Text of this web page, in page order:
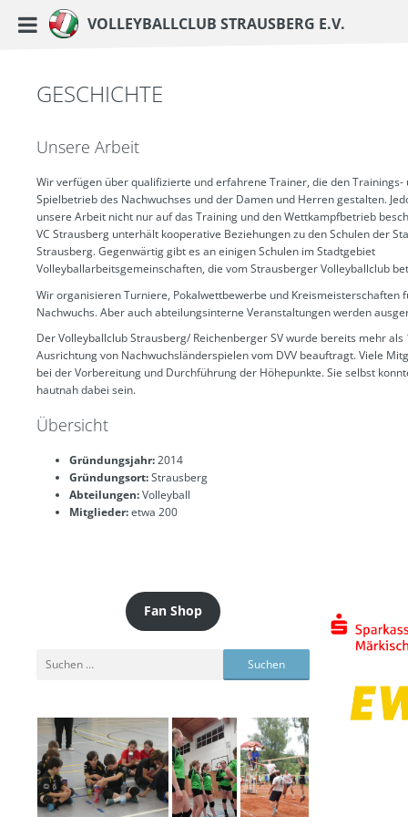
https://www.vc-strausberg.de/wp-content/themes/siehste/images/
Zum
Volleyballclub Strausberg e.V.
Haupt-Menü
GESCHICHTE
Unsere Arbeit
Wir verfügen über qualifizierte und erfahrene Trainer, die den Trainings-
Spielbetrieb des Nachwuchses und der Damen und Herren gestalten.
unsere Arbeit nicht nur auf das Training und den Wettkampfbetrieb
VC Strausberg unterhält kooperative Beziehungen zu den Schulen der
Strausberg. Gegenwärtig gibt es an einigen Schulen im Stadtgebiet
Volleyballarbeitsgemeinschaften, die vom Strausberger Volleyballclub
Wir organisieren Turniere, Pokalwettbewerbe und Kreismeisterschaften
Nachwuchs. Aber auch abteilungsinterne Veranstaltungen werden
Der Volleyballclub Strausberg/ Reichenberger SV wurde bereits mehr als
Ausrichtung von Nachwuchsländerspielen vom DVV beauftragt. Viele
bei der Vorbereitung und Durchführung der Höhepunkte. Sie selbst
hautnah dabei sein.
Übersicht
Gründungsjahr:2014
Gründungsort:Strausberg
Abteilungen:Volleyball
Mitglieder:etwa 200
Fan Shop
Suchen